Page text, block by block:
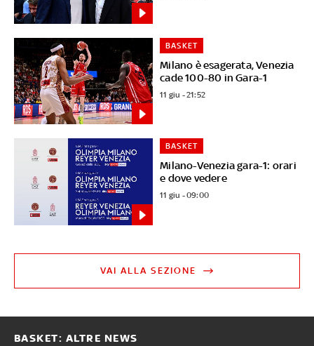
Milano è esagerata, Venezia
cade 100-80 in Gara-1
BASKET
11 giu - 21:52
Milano-Venezia gara-1: orari
e dove vedere
BASKET
11 giu - 09:00
VAI ALLA SEZIONE
BASKET: ALTRE NEWS